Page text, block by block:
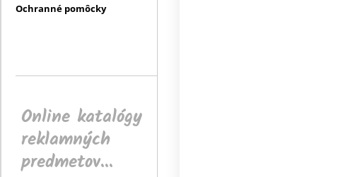
Ochranné pomôcky
Online katalógy
reklamných
predmetov...